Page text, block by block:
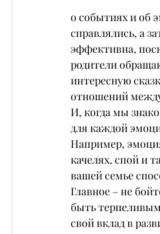
о событиях и об
справлялись, а
эффективна,
родители
интересную
отношений
И, когда мы
для каждой
Например,
качелях, спой и
вашей семье
Главное – не
быть
свой вклад в